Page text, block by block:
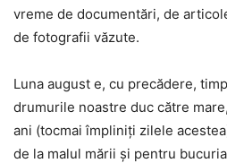
vreme de documentări, de
de fotografii văzute.
Luna august e, cu precădere,
drumurile noastre duc către
ani (tocmai împliniți zilele
de la malul mării și pentru